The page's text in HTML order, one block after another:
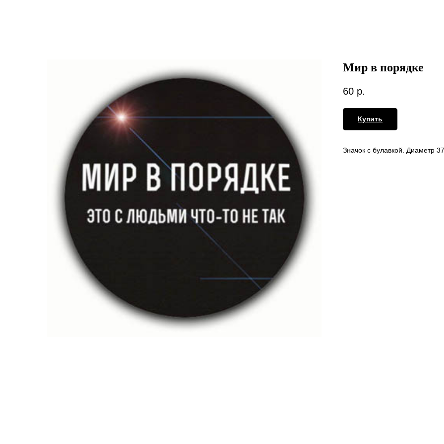
Мир в порядке
60 р.
Купить
Значок с булавкой. Диаметр